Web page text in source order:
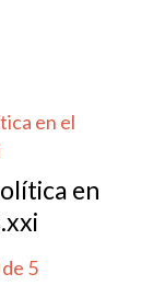
en
5